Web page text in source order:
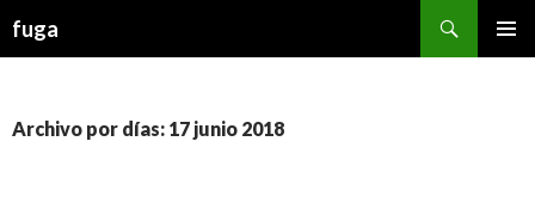
fuga
Archivo por días: 17 junio 2018